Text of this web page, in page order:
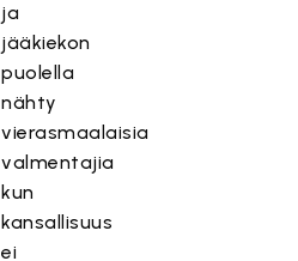
ja
jääkiekon
puolella
nähty
vierasmaalaisia
valmentajia
kun
kansallisuus
ei